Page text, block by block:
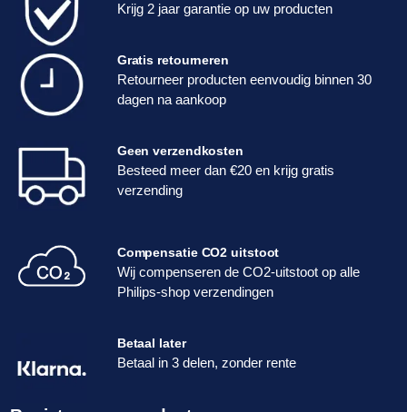
Krijg 2 jaar garantie op uw producten
Gratis retourneren
Retourneer producten eenvoudig binnen 30
dagen na aankoop
Geen verzendkosten
Besteed meer dan €20 en krijg gratis
verzending
Compensatie CO2 uitstoot
Wij compenseren de CO2-uitstoot op alle
Philips-shop verzendingen
Betaal later
Betaal in 3 delen, zonder rente